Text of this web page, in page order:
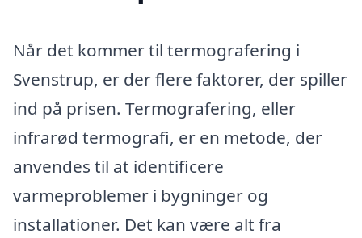
Når det kommer til termografering i
Svenstrup, er der flere faktorer, der spiller
ind på prisen. Termografering, eller
infrarød termografi, er en metode, der
anvendes til at identificere
varmeproblemer i bygninger og
installationer. Det kan være alt fra